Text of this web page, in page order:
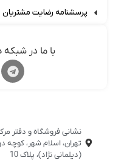
پرسشنامه رضایت مشتریان
با ما در شبکه
نشانی فروشگاه و دفتر مرکزی:
تهران، اسلام شهر، کوچه دوم
(دیلمانی نژاد)، پلاک 10